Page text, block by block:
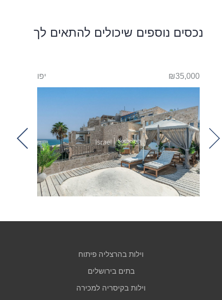
נכסים נוספים שיכולים להתאים לך
₪35,000 יפו
וילות בהרצליה פיתוח
בתים בירושלים
וילות בקיסריה למכירה